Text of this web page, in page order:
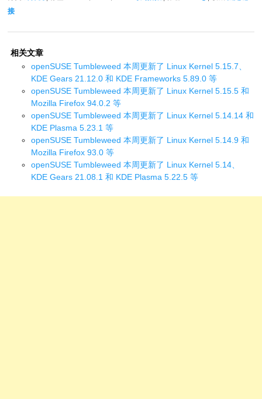
接
相关文章
openSUSE Tumbleweed 本周更新了 Linux Kernel 5.15.7、
KDE Gears 21.12.0 和 KDE Frameworks 5.89.0 等
openSUSE Tumbleweed 本周更新了 Linux Kernel 5.15.5 和
Mozilla Firefox 94.0.2 等
openSUSE Tumbleweed 本周更新了 Linux Kernel 5.14.14 和
KDE Plasma 5.23.1 等
openSUSE Tumbleweed 本周更新了 Linux Kernel 5.14.9 和
Mozilla Firefox 93.0 等
openSUSE Tumbleweed 本周更新了 Linux Kernel 5.14、
KDE Gears 21.08.1 和 KDE Plasma 5.22.5 等